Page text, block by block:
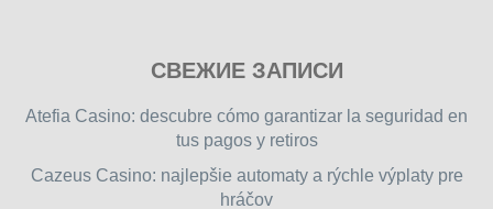
free
games
СВЕЖИЕ ЗАПИСИ
Atefia Casino: descubre cómo garantizar la seguridad en
tus pagos y retiros
Cazeus Casino: najlepšie automaty a rýchle výplaty pre
hráčov